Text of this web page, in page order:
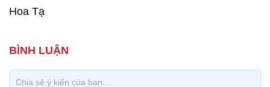
Hoa Tạ